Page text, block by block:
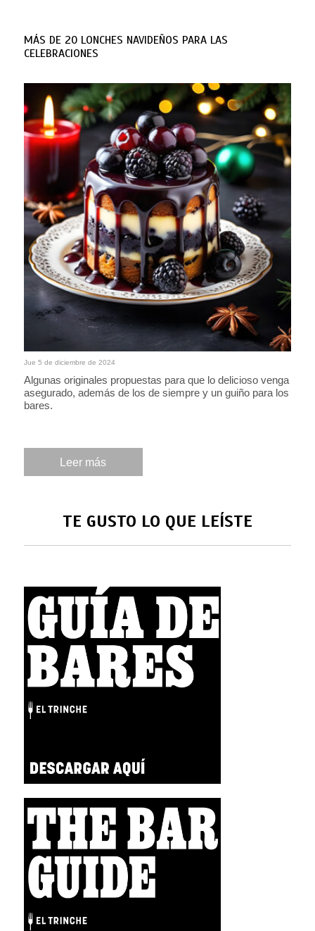
MÁS DE 20 LONCHES NAVIDEÑOS PARA LAS
CELEBRACIONES
Jue 5 de diciembre de 2024
Algunas originales propuestas para que lo delicioso venga
asegurado, además de los de siempre y un guiño para los
bares.
Leer más
TE GUSTO LO QUE LEÍSTE